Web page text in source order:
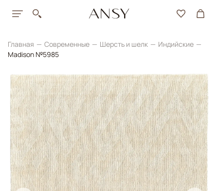
Главная Современные Шерсть и шелк
Индийские
Madison №5985